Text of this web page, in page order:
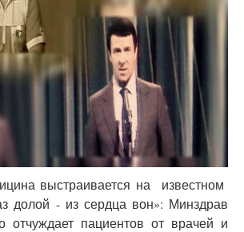
выстраивается на известном
долой - из сердца вон»: Минздрав
отчуждает пациентов от врачей и